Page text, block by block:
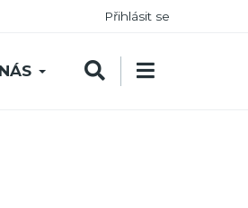
Přihlásit se